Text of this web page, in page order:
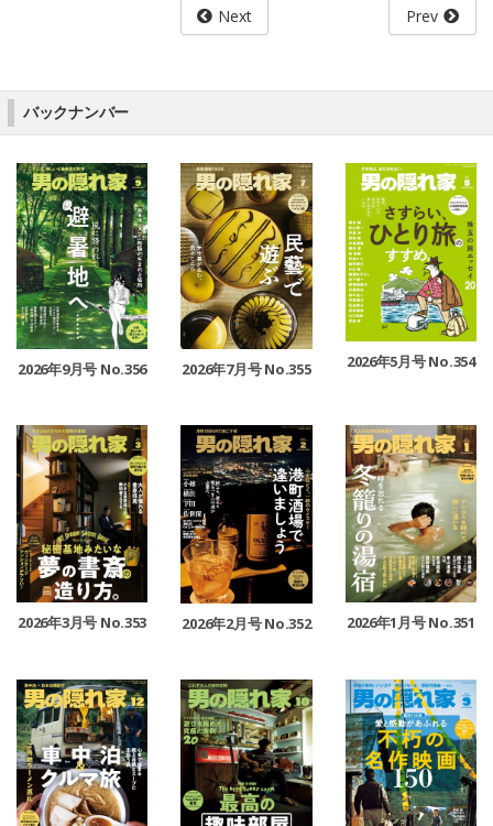
Next Prev
バックナンバー
2026年9月号 No.356 2026年7月号 No.355 2026年5月号 No.354
2026年3月号 No.353 2026年2月号 No.352 2026年1月号 No.351